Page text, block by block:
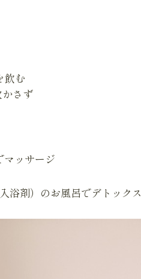
飲む
さず
マッサージ
浴剤）のお風呂でデトックス